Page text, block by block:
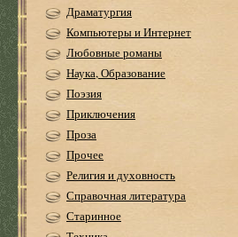
Драматургия
Компьютеры и Интернет
Любовные романы
Наука, Образование
Поэзия
Приключения
Проза
Прочее
Религия и духовность
Справочная литература
Старинное